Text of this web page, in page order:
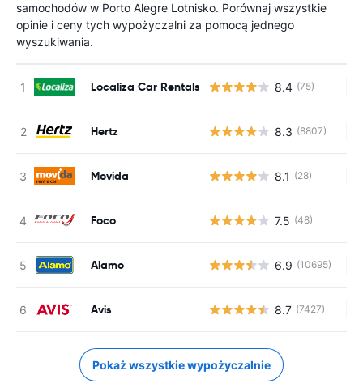
samochodów w Porto Alegre Lotnisko. Porównaj wszystkie
opinie i ceny tych wypożyczalni za pomocą jednego
wyszukiwania.
Localiza Car Rentals 8.4 (75)
Hertz 8.3 (8807)
Movida 8.1 (28)
Foco 7.5 (48)
Alamo 6.9 (10695)
Avis 8.7 (7427)
Pokaż wszystkie wypożyczalnie